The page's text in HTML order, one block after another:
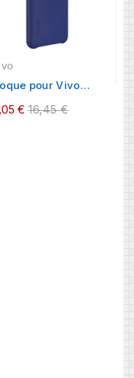
pour Vivo
€Regular
16,45 €